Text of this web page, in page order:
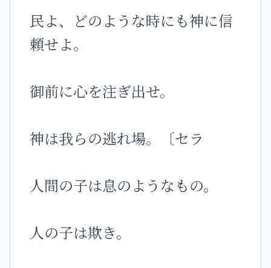
民よ、どのような時にも神に信
頼せよ。
御前に心を注ぎ出せ。
神は我らの逃れ場。〔セラ
人間の子は息のようなもの。
人の子は欺き。